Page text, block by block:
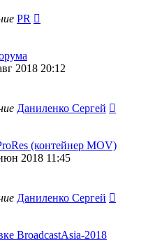
PR
2018 20:12
Даниленко Сергей
(контейнер MOV)
2018 11:45
Даниленко Сергей
BroadcastAsia-2018